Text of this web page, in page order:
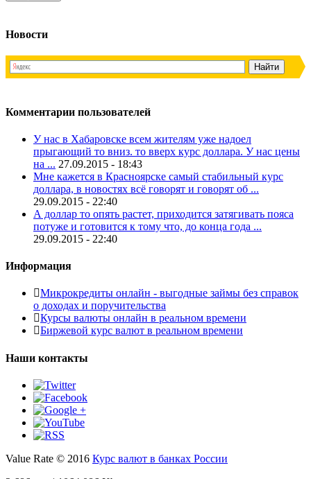
Новости
Комментарии пользователей
У нас в Хабаровске всем жителям уже надоел
прыгающий то вниз. то вверх курс доллара. У нас цены
на ... 27.09.2015 - 18:43
Мне кажется в Красноярске самый стабильный курс
доллара, в новостях всё говорят и говорят об ...
29.09.2015 - 22:40
А доллар то опять растет, приходится затягивать пояса
потуже и готовится к тому что, до конца года ...
29.09.2015 - 22:40
Информация
Микрокредиты онлайн - выгодные займы без справок
о доходах и поручительства
Курсы валюты онлайн в реальном времени
Биржевой курс валют в реальном времени
Наши контакты
Value Rate © 2016 Курс валют в банках России